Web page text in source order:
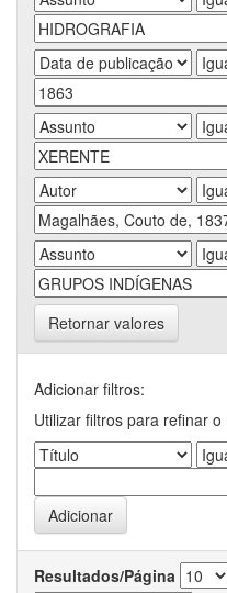
Retornar valores
Adicionar filtros:
Utilizar filtros para refinar
Resultados/Página